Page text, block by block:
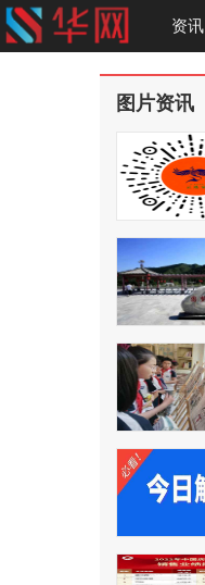
资讯
图片资讯